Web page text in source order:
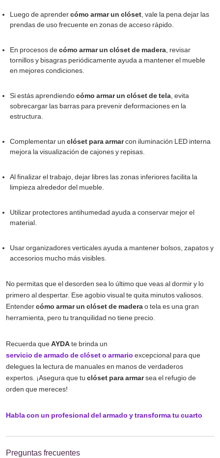
Luego de aprendercómo armar un clóset , vale la pena dejar las
prendas de uso frecuente en zonas de acceso rápido.
En procesos decómo armar un clóset de madera , revisar
tornillos y bisagras periódicamente ayuda a mantener el mueble
en mejores condiciones.
Si estás aprendiendocómo armar un clóset de tela , evita
sobrecargar las barras para prevenir deformaciones en la
estructura.
Complementar unclóset para armarcon iluminación LED interna
mejora la visualización de cajones y repisas.
Al finalizar el trabajo, dejar libres las zonas inferiores facilita la
limpieza alrededor del mueble.
Utilizar protectores antihumedad ayuda a conservar mejor el
material.
Usar organizadores verticales ayuda a mantener bolsos, zapatos y
accesorios mucho más visibles.
No permitas que el desorden sea lo último que veas al dormir y lo
primero al despertar. Ese agobio visual te quita minutos valiosos.
Entendercómo armar un clóset de maderao tela es una gran
herramienta, pero tu tranquilidad no tiene precio.
Recuerda queAYDAte brinda un
servicio de armado de clóset o armario excepcional para que
delegues la lectura de manuales en manos de verdaderos
expertos. ¡Asegura que tu clóset para armarsea el refugio de
orden que mereces!
Habla con un profesional del armado y transforma tu cuarto
Preguntas frecuentes